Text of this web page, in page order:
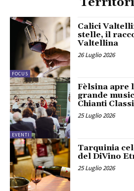
FOCUS
Calici
stelle, il
Valtellina
26 Luglio 2026
EVENTI
Fèlsina apre
grande
Chianti
25 Luglio 2026
Tarquinia
del DiVino
25 Luglio 2026